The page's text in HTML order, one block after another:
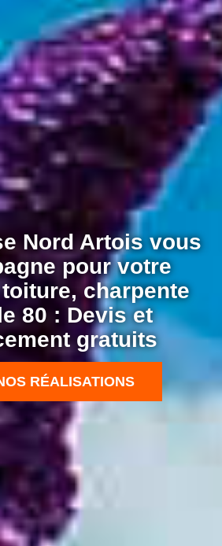
Nord Artois vous
pour votre
charpente
80 : Devis et
gratuits
RÉALISATIONS